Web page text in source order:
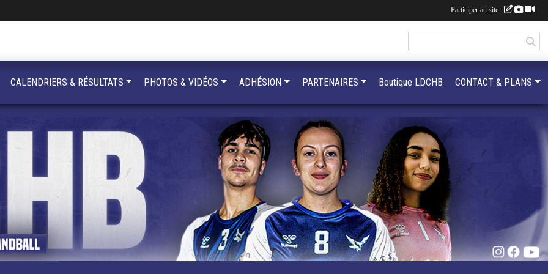
CALENDRIERS & RÉSULTATS PHOTOS & VIDÉOS ADHÉSION PARTENAIRES Boutique LDCHB CONTACT & PLANS
Participer au site :